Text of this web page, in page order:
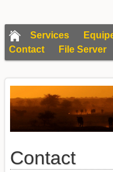
Services
Contact
File Server
Contact